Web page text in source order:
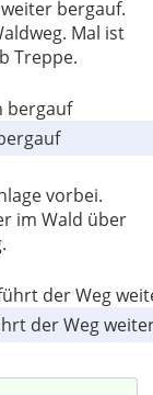
bergauf.
Mal ist
Treppe.
vorbei.
im Wald über
der Weg